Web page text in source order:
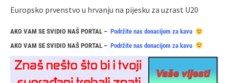
Europsko prvenstvo u hrvanju na pijesku za uzrast U20
AKO VAM SE SVIDIO NAŠ PORTAL – Podržite nas donacijom za kavu
AKO VAM SE SVIDIO NAŠ PORTAL – Podržite nas donacijom za kavu